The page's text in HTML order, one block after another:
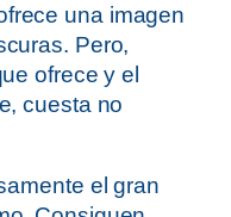
una imagen
Pero,
ofrece y el
cuesta no
el gran